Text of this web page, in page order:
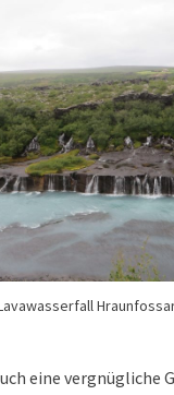
eine vergnügliche